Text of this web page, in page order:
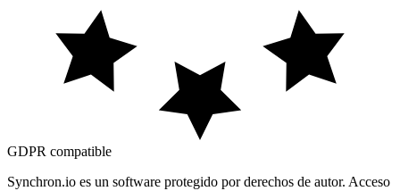
GDPR compatible
Synchron.io es un software protegido por derechos de autor. Acceso